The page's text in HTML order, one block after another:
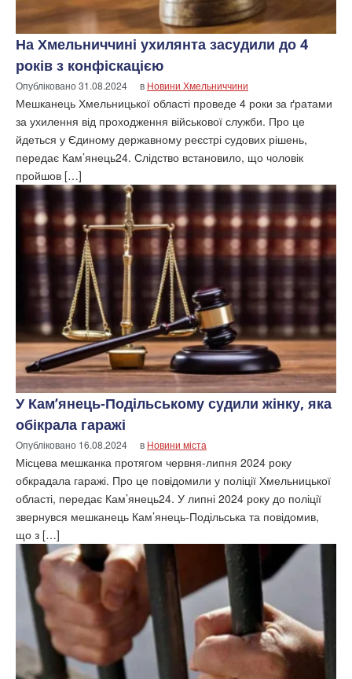
На Хмельниччині ухилянта засудили до 4
років з конфіскацією
Опубліковано31.08.2024 в Новини Хмельниччини
Мешканець Хмельницької області проведе 4 роки за ґратами
за ухилення від проходження військової служби. Про це
йдеться у Єдиному державному реєстрі судових рішень,
передає Кам’янець24. Слідство встановило, що чоловік
пройшов […]
У Кам’янець-Подільському судили жінку, яка
обікрала гаражі
Опубліковано 16.08.2024 в Новини міста
Місцева мешканка протягом червня-липня 2024 року
обкрадала гаражі. Про це повідомили у поліції Хмельницької
області, передає Кам’янець24. У липні 2024 року до поліції
звернувся мешканець Кам’янець-Подільська та повідомив,
що з […]